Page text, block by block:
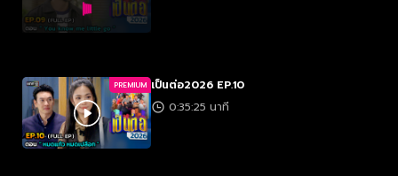
PREMIUM เป็นต่อ2026 EP.10
0:35:25 นาที